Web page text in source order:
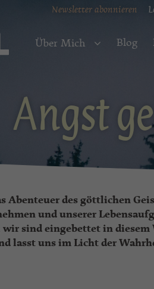
Newsletter abonnieren
Über Mich Blog
Angst
Abenteuer des göttlichen
und unserer
sind eingebettet in diesem
lasst uns im Licht der